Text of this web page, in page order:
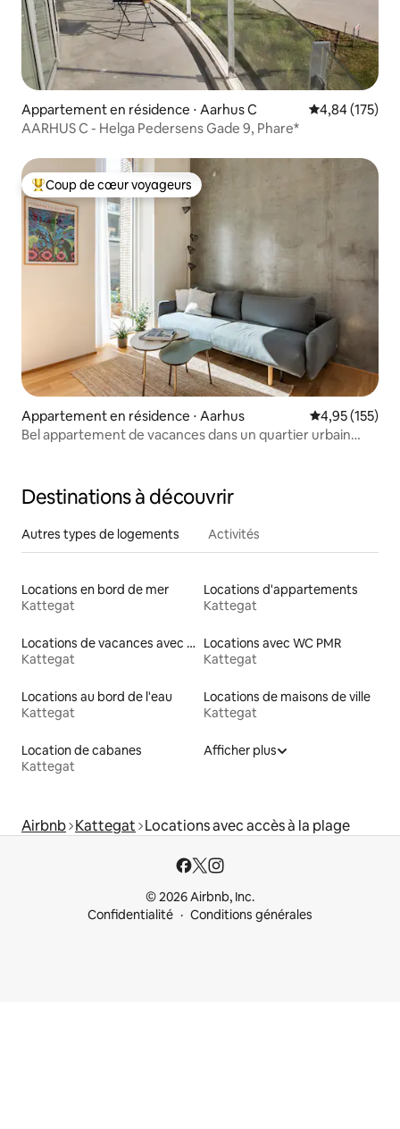
Appartement en résidence ⋅ Aarhus C Évaluation
4,84 (175)
AARHUS C - Helga Pedersens Gade 9, Phare*
Coups de cœur voyageurs les plus appréciés
Coup de cœur voyageurs
Appartement en résidence ⋅ Aarhus Évaluation
4,95 (155)
Bel appartement de vacances dans un quartier urbain
Destinations à découvrir
Autres types de logements Activités
Locations en bord de mer
Kattegat
Locations d'appartements
Kattegat
Locations de vacances avec piscine
Kattegat
Locations avec WC PMR
Kattegat
Locations au bord de l'eau
Kattegat
Locations de maisons de ville
Kattegat
Location de cabanes
Kattegat
Afficher plus
Airbnb Kattegat Locations avec accès à la plage
© 2026 Airbnb, Inc.
Confidentialité
Conditions générales